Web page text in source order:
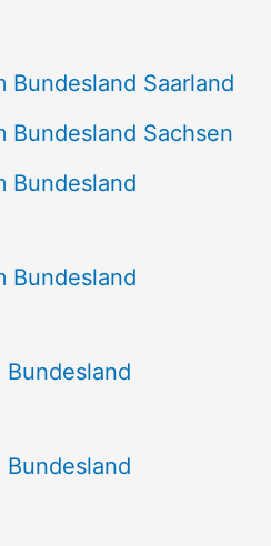
Bundesland Saarland
Bundesland Sachsen
Bundesland
Bundesland